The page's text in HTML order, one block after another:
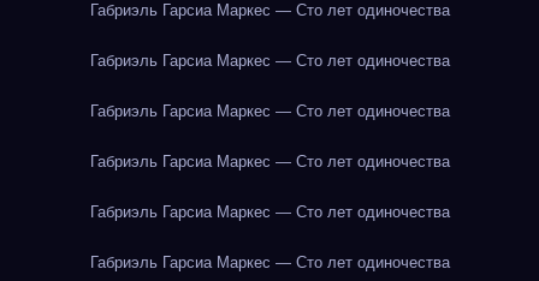
Габриэль Гарсиа Маркес — Сто лет одиночества
Габриэль Гарсиа Маркес — Сто лет одиночества
Габриэль Гарсиа Маркес — Сто лет одиночества
Габриэль Гарсиа Маркес — Сто лет одиночества
Габриэль Гарсиа Маркес — Сто лет одиночества
Габриэль Гарсиа Маркес — Сто лет одиночества